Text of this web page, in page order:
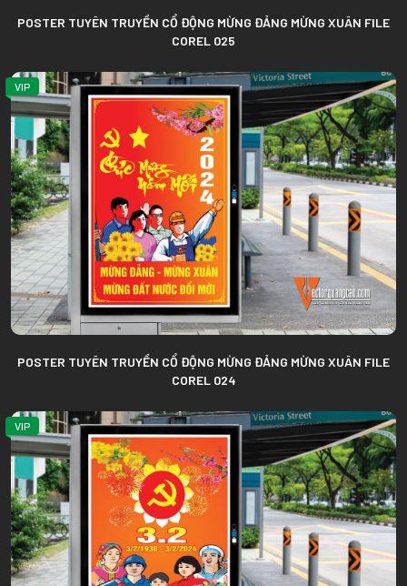
POSTER TUYÊN TRUYỀN CỔ ĐỘNG MỪNG ĐẢNG MỪNG XUÂN FILE
COREL 025
VIP
POSTER TUYÊN TRUYỀN CỔ ĐỘNG MỪNG ĐẢNG MỪNG XUÂN FILE
COREL 024
VIP